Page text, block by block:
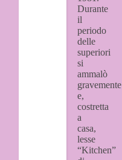
Durante
il
periodo
delle
superiori
si
ammalò
gravemente
e,
costretta
a
casa,
lesse
“Kitchen”